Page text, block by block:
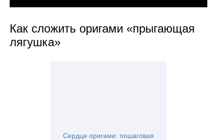
Как сложить оригами «прыгающая
лягушка»
Сердце оригами: пошаговая